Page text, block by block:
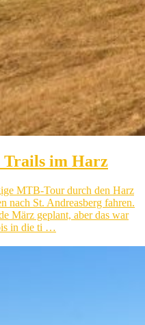
im Harz
MTB-Tour durch den Harz
nach St. Andreasberg fahren.
März geplant, aber das war
in die ti …